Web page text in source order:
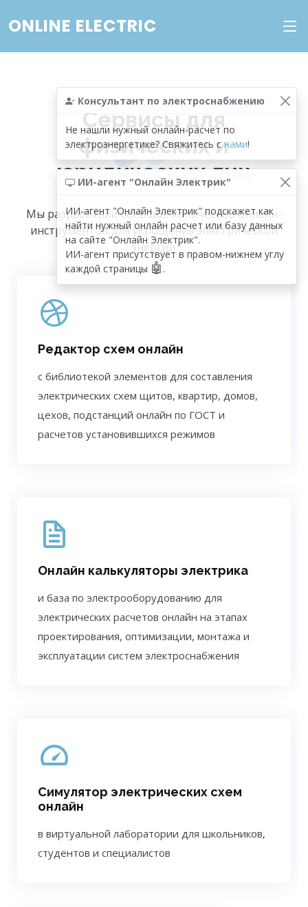
ONLINE ELECTRIC
Консультант по электроснабжению
Не нашли нужный онлайн-расчет по
электроэнергетике? Свяжитесь снами!
ИИ-агент "Онлайн Электрик"
ИИ-агент "Онлайн Электрик" подскажет как
найти нужный онлайн расчет или базу данных
на сайте "Онлайн Электрик".
ИИ-агент присутствует в правом-нижнем углу
каждой страницы 🤖 .
Сервисы для
физических и
юридических лиц
Мы разработали большое количество онлайн-
инструментов для укрощения электрической
энергии.
Редактор схем онлайн
с библиотекой элементов для составления
электрических схем щитов, квартир, домов,
цехов, подстанций онлайн по ГОСТ и
расчетов установившихся режимов
Онлайн калькуляторы электрика
и база по электрооборудованию для
электрических расчетов онлайн на этапах
проектирования, оптимизации, монтажа и
эксплуатации систем электроснабжения
Симулятор электрических схем
онлайн
в виртуальной лаборатории для школьников,
студентов и специалистов